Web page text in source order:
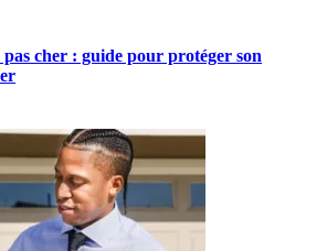
cher : guide pour protéger son